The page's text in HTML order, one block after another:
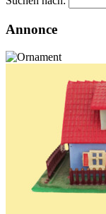
Annonce